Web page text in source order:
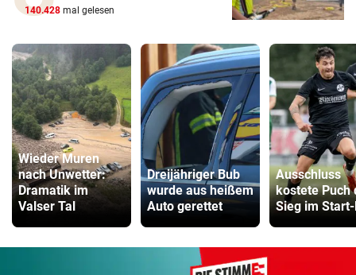
140.428 mal gelesen
Wieder Muren
nach Unwetter:
Dramatik im
Valser Tal
Dreijähriger Bub
wurde aus heißem
Auto gerettet
Ausschluss
kostete Puch
Sieg im